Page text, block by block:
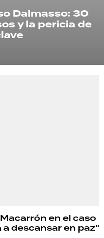
Dalmasso: 30
y la pericia de
en el caso
descansar en paz"